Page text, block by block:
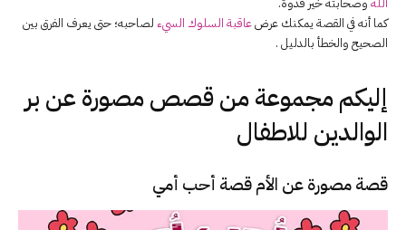
كما أنه في القصة يمكنك عرضعاقبة السلوك السيء لصاحبه؛ حتى يعرف الفرق بين
الصحيح والخطأ بالدليل .
إليكم مجموعة من قصص مصورة عن بر
الوالدين للاطفال
قصة مصورة عن الأم قصة أحب أمي